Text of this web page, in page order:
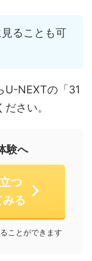
ることも可
U-NEXTの「31
さい。
験へ
つ
る
ことができます